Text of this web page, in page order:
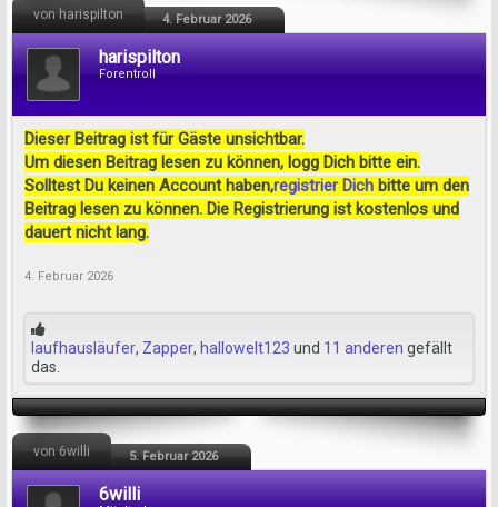
von harispilton 4. Februar 2026
harispilton
Forentroll
Dieser Beitrag ist für Gäste unsichtbar.
Um diesen Beitrag lesen zu können, logg Dich bitte ein.
Solltest Du keinen Account haben,registrier Dich bitte um den
Beitrag lesen zu können. Die Registrierung ist kostenlos und
dauert nicht lang.
4. Februar 2026
laufhausläufer, Zapper, hallowelt123 und 11 anderen gefällt
das.
von 6willi 5. Februar 2026
6willi